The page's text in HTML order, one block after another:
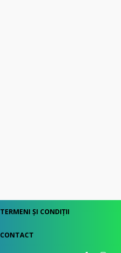
TERMENI ȘI CONDIȚII
CONTACT